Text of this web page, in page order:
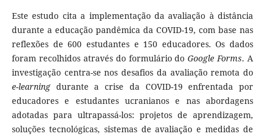
Este estudo cita a implementação da avaliação à distância
durante a educação pandêmica da COVID-19, com base nas
reflexões de 600 estudantes e 150 educadores. Os dados
foram recolhidos através do formulário doGoogle Forms. A
investigação centra-se nos desafios da avaliação remota do
e-learning durante a crise da COVID-19 enfrentada por
educadores e estudantes ucranianos e nas abordagens
adotadas para ultrapassá-los: projetos de aprendizagem,
soluções tecnológicas, sistemas de avaliação e medidas de